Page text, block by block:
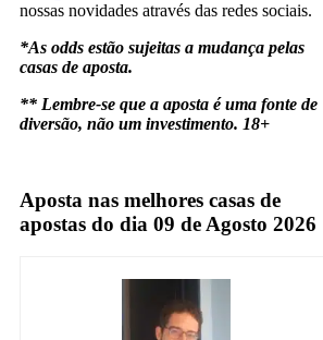
nossas novidades através das redes sociais.
*As odds estão sujeitas a mudança pelas
casas de aposta.
** Lembre-se que a aposta é uma fonte de
diversão, não um investimento. 18+
Aposta nas melhores casas de
apostas do dia 09 de Agosto 2026